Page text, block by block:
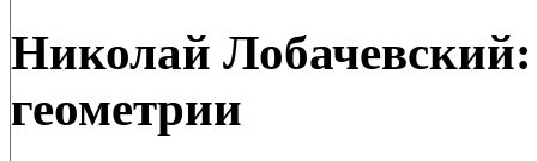
Николай Лобачевский:
геометрии